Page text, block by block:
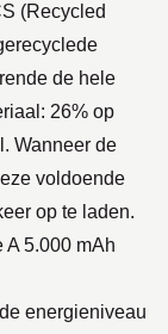
(Recycled
de hele
26% op
Wanneer de
voldoende
op te laden.
A 5.000 mAh
energieniveau